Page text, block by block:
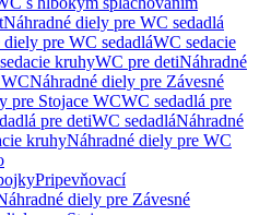
Náhradné diely pre WC sedadlá
diely pre WC sedadláWC sedacie
kruhyWC pre detiNáhradné
Náhradné diely pre Závesné
pre Stojace WCWC sedadlá pre
pre detiWC sedadláNáhradné
kruhyNáhradné diely pre WC
Pripevňovací
diely pre Závesné